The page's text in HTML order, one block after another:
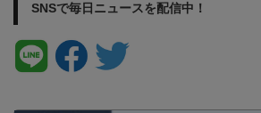
SNSで毎日ニュースを配信中！